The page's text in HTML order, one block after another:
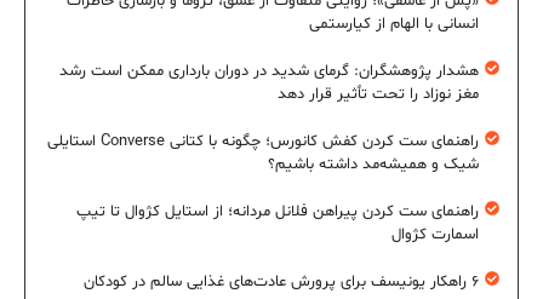
انسانی با الهام از کیارستمی
هشدار پژوهشگران: گرمای شدید در دوران بارداری ممکن است رشد
مغز نوزاد را تحت تأثیر قرار دهد
راهنمای ست کردن کفش کانورس؛ چگونه با کتانی Converse استایلی
شیک و همیشه‌مد داشته باشیم؟
راهنمای ست کردن پیراهن فلانل مردانه؛ از استایل کژوال تا تیپ
اسمارت کژوال
۶ راهکار یونیسف برای پرورش عادت‌های غذایی سالم در کودکان